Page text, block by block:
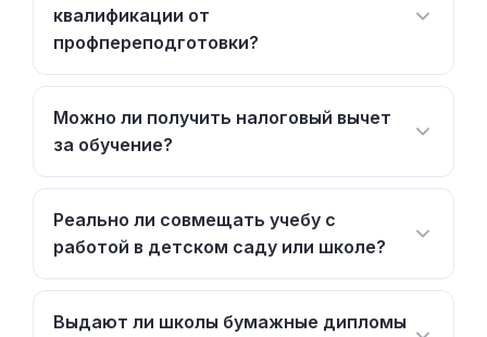
квалификации от
профпереподготовки?
Можно ли получить налоговый вычет
за обучение?
Реально ли совмещать учебу с
работой в детском саду или школе?
Выдают ли школы бумажные дипломы